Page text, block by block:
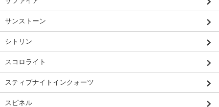
サンストーン
シトリン
スコロライト
スティブナイトインクォーツ
スピネル